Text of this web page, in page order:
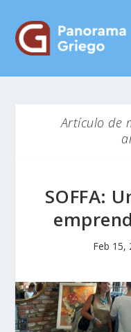
Artículo de
SOFFA:
Feb 15,